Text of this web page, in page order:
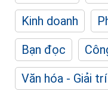
Kinh doanh
Bạn đọc
Văn hóa - Giải trí